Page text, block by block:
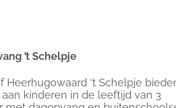
’t Schelpje
Heerhugowaard ‘t Schelpje
kinderen in de leeftijd van 3